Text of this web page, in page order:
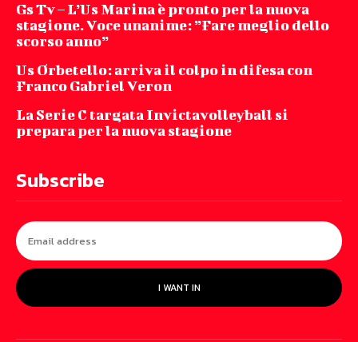
Gs Tv – L’Us Marina è pronto per la nuova
stagione. Voce unanime: ”Fare meglio dello
scorso anno”
Us Orbetello: arriva il colpo in difesa con
Franco Gabriel Veron
La Serie C targata Invictavolleyball si
prepara per la nuova stagione
Subscribe
I WANT IN